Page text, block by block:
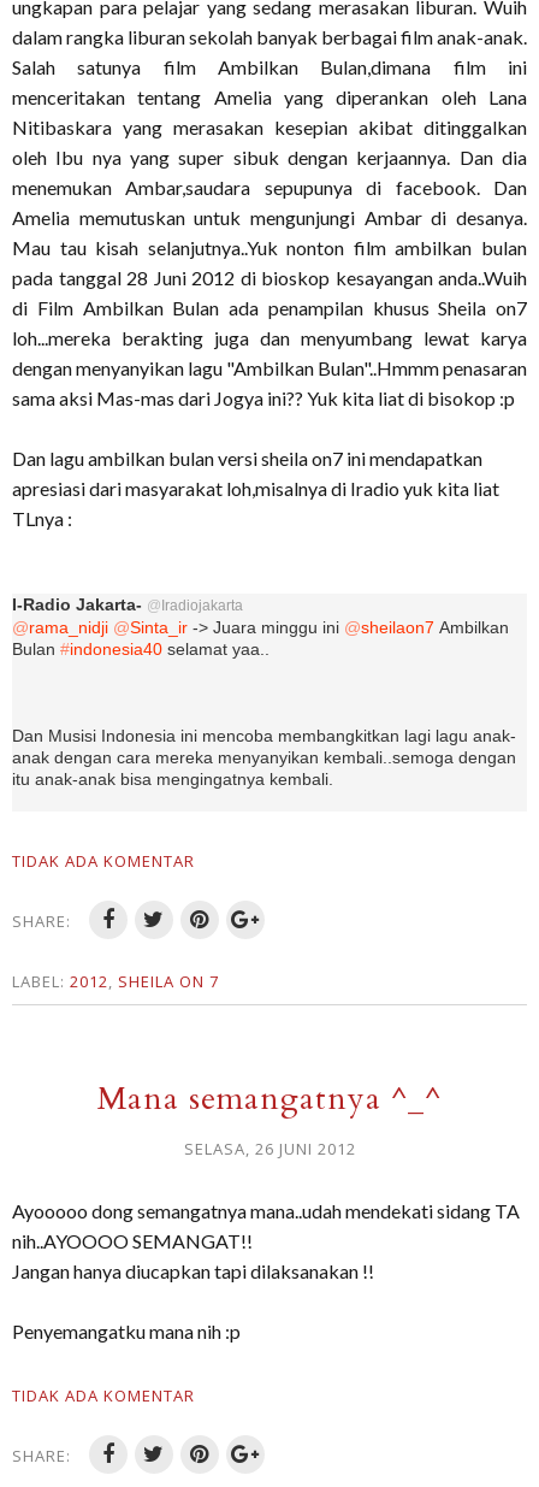
ungkapan para pelajar yang sedang merasakan liburan. Wuih
dalam rangka liburan sekolah banyak berbagai film anak-anak.
Salah satunya film Ambilkan Bulan,dimana film ini
menceritakan tentang Amelia yang diperankan oleh Lana
Nitibaskara yang merasakan kesepian akibat ditinggalkan
oleh Ibu nya yang super sibuk dengan kerjaannya. Dan dia
menemukan Ambar,saudara sepupunya di facebook. Dan
Amelia memutuskan untuk mengunjungi Ambar di desanya.
Mau tau kisah selanjutnya..Yuk nonton film ambilkan bulan
pada tanggal 28 Juni 2012 di bioskop kesayangan anda..Wuih
di Film Ambilkan Bulan ada penampilan khusus Sheila on7
loh...mereka berakting juga dan menyumbang lewat karya
dengan menyanyikan lagu "Ambilkan Bulan"..Hmmm penasaran
sama aksi Mas-mas dari Jogya ini?? Yuk kita liat di bisokop :p
Dan lagu ambilkan bulan versi sheila on7 ini mendapatkan
apresiasi dari masyarakat loh,misalnya di Iradio yuk kita liat
TLnya :
I-Radio Jakarta- @ Iradiojakarta
@rama_nidji @Sinta_ir -> Juara minggu ini @sheilaon7 Ambilkan
Bulan #indonesia40 selamat yaa..
Dan Musisi Indonesia ini mencoba membangkitkan lagi lagu anak-
anak dengan cara mereka menyanyikan kembali..semoga dengan
itu anak-anak bisa mengingatnya kembali.
TIDAK ADA KOMENTAR
SHARE:
LABEL: 2012, SHEILA ON 7
Mana semangatnya ^_^
SELASA, 26 JUNI 2012
Ayooooo dong semangatnya mana..udah mendekati sidang TA
nih..AYOOOO SEMANGAT!!
Jangan hanya diucapkan tapi dilaksanakan !!
Penyemangatku mana nih :p
TIDAK ADA KOMENTAR
SHARE: